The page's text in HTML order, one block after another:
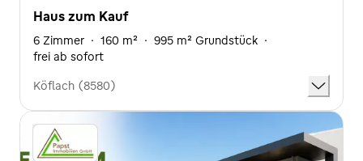
Haus zum Kauf
6 Zimmer · 160 m² · 995 m² Grundstück ·
frei ab sofort
Köflach (8580)